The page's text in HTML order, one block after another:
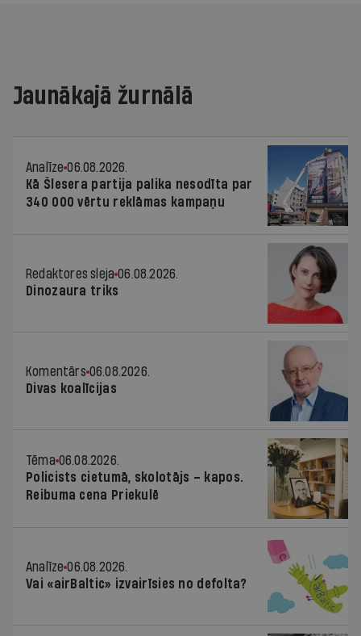
Jaunākajā žurnālā
Analīze 06.08.2026.
Kā Šlesera partija palika nesodīta par
340 000 vērtu reklāmas kampaņu
Redaktores sleja 06.08.2026.
Dinozaura triks
Komentārs 06.08.2026.
Divas koalīcijas
Tēma 06.08.2026.
Policists cietumā, skolotājs – kapos.
Reibuma cena Priekulē
Analīze 06.08.2026.
Vai «airBaltic» izvairīsies no defolta?